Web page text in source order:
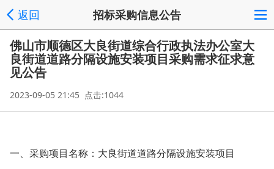
返回 招标采购信息公告
佛山市顺德区大良街道综合行政执法办公室大
良街道道路分隔设施安装项目采购需求征求意
见公告
2023-09-05 21:45 点击:1044
一、 采购项目名称：大良街道道路分隔设施安装项目